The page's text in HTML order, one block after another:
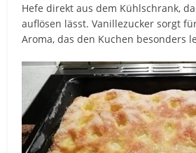
Hefe direkt aus dem Kühlschrank,
auflösen lässt. Vanillezucker sorgt
Aroma, das den Kuchen besonders